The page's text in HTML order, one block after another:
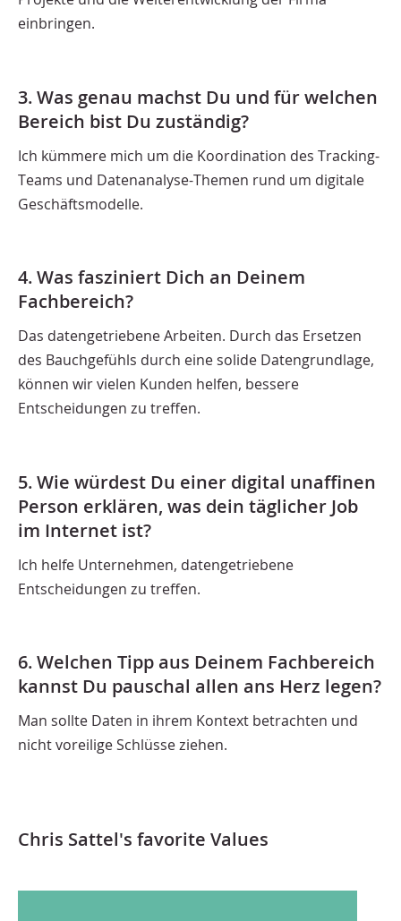
einbringen.
3. Was genau machst Du und für welchen
Bereich bist Du zuständig?
Ich kümmere mich um die Koordination des Tracking-
Teams und Datenanalyse-Themen rund um digitale
Geschäftsmodelle.
4. Was fasziniert Dich an Deinem
Fachbereich?
Das datengetriebene Arbeiten. Durch das Ersetzen
des Bauchgefühls durch eine solide Datengrundlage,
können wir vielen Kunden helfen, bessere
Entscheidungen zu treffen.
5. Wie würdest Du einer digital unaffinen
Person erklären, was dein täglicher Job
im Internet ist?
Ich helfe Unternehmen, datengetriebene
Entscheidungen zu treffen.
6. Welchen Tipp aus Deinem Fachbereich
kannst Du pauschal allen ans Herz legen?
Man sollte Daten in ihrem Kontext betrachten und
nicht voreilige Schlüsse ziehen.
Chris Sattel's favorite Values